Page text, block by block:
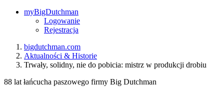
myBigDutchman
Logowanie
Rejestracja
bigdutchman.com
Aktualności & Historie
Trwały, solidny, nie do pobicia: mistrz w produkcji drobiu
88 lat łańcucha paszowego firmy Big Dutchman